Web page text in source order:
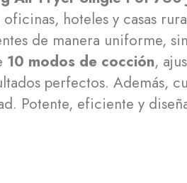
hoteles y casas
de manera uniforme,
10 modos de cocción,
perfectos. Además,
Potente, eficiente y